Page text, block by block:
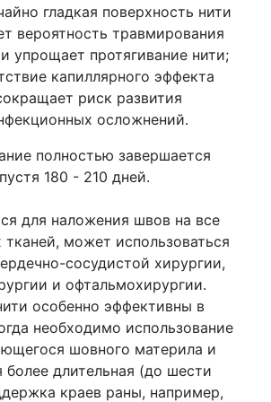
гладкая поверхность нити
вероятность травмирования
упрощает протягивание нити;
капиллярного эффекта
риск развития
осложнений.
полностью завершается
180 - 210 дней.
для наложения швов на все
может использоваться
сосудистой хирургии,
и офтальмохирургии.
особенно эффективны в
необходимо использование
шовного материла и
более длительная (до шести
краев раны, например,